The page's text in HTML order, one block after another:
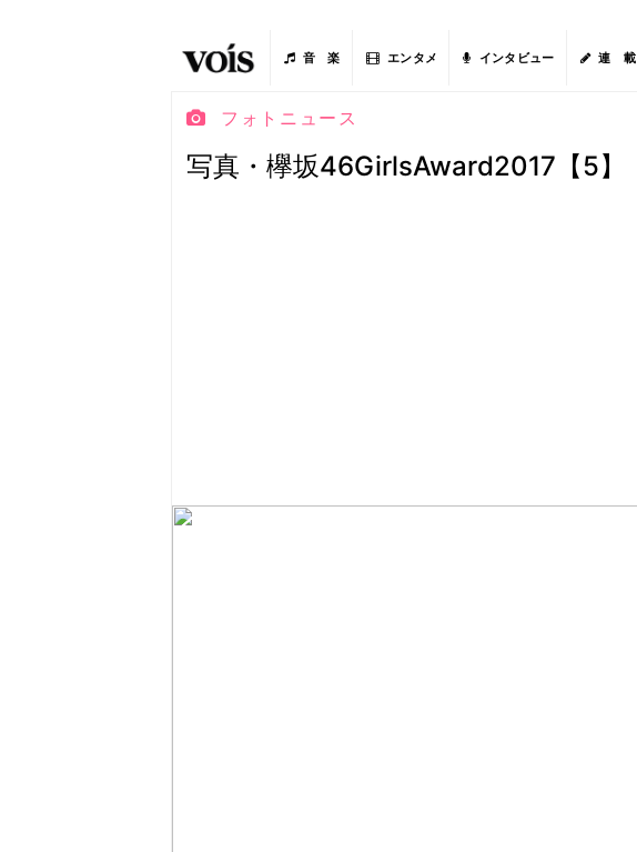
音 楽 エンタメ インタビュー 連 載
フォトニュース
写真・欅坂46GirlsAward2017【5】